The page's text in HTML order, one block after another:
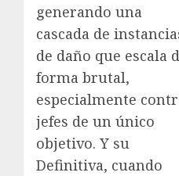
generando una
cascada de
de daño que escala
forma brutal,
especialmente
jefes de un único
objetivo. Y su
Definitiva, cuando